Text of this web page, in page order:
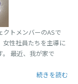
トメンバーのASで
女性社員たちを主導に
。 最近、我が家で
“最近の知育
続きを読む